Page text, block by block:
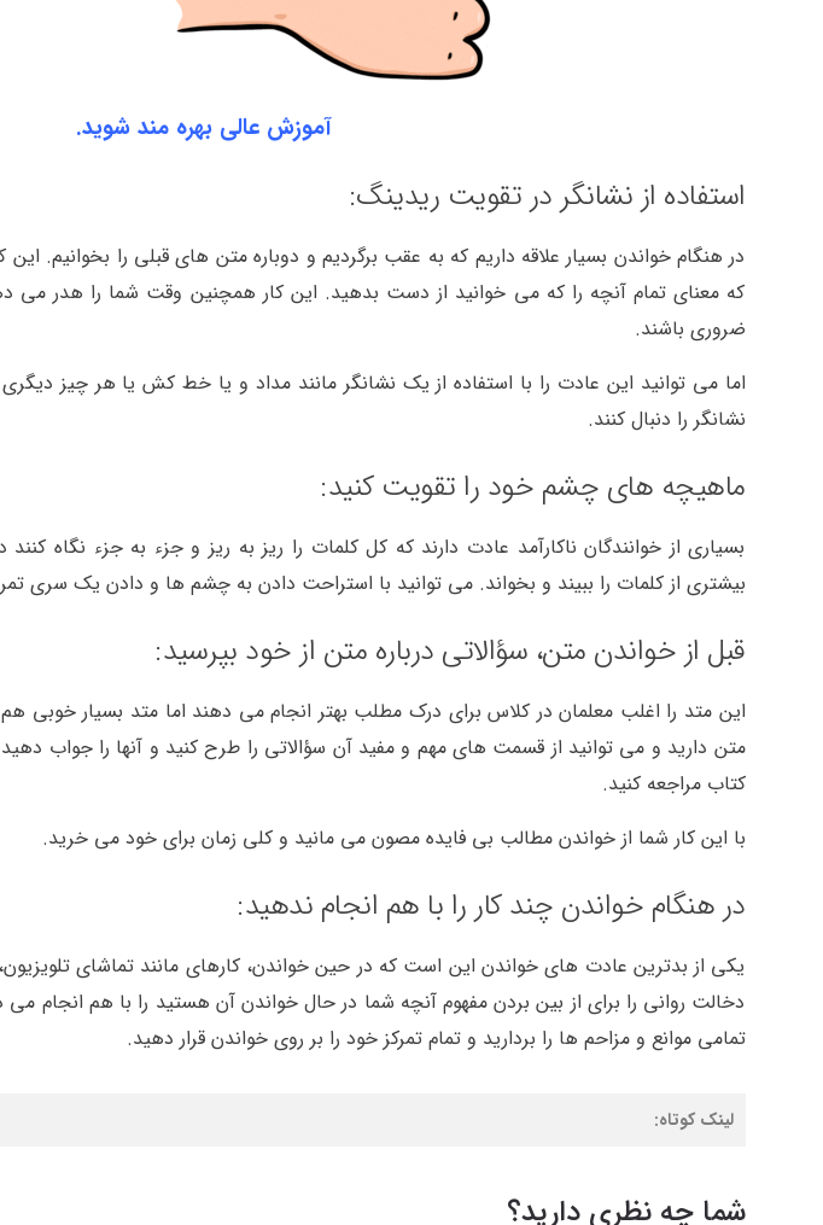
آموزش عالی بهره مند شوید.
استفاده از نشانگر در تقویت ریدینگ:
در هنگام خواندن بسیار علاقه داریم که به عقب برگردیم و دوباره متن های قبلی را بخوانیم.
که معنای تمام آنچه را که می خوانید از دست بدهید. این کار همچنین وقت شما را هدر می
ضروری باشند.
اما می توانید این عادت را با استفاده از یک نشانگر مانند مداد و یا خط کش یا هر چیز
نشانگر را دنبال کنند.
ماهیچه های چشم خود را تقویت کنید:
بسیاری از خوانندگان ناکارآمد عادت دارند که کل کلمات را ریز به ریز و جزء به جزء نگاه
بیشتری از کلمات را ببیند و بخواند. می توانید با استراحت دادن به چشم ها و دادن یک سری
قبل از خواندن متن، سؤالاتی درباره متن از خود بپرسید:
این متد را اغلب معلمان در کلاس برای درک مطلب بهتر انجام می دهند اما متد بسیار خوبی هم
متن دارید و می توانید از قسمت های مهم و مفید آن سؤالاتی را طرح کنید و آنها را جواب
کتاب مراجعه کنید.
با این کار شما از خواندن مطالب بی فایده مصون می مانید و کلی زمان برای خود می خرید.
در هنگام خواندن چند کار را با هم انجام ندهید:
یکی از بدترین عادت های خواندن این است که در حین خواندن، کارهای مانند تماشای
دخالت روانی را برای از بین بردن مفهوم آنچه شما در حال خواندن آن هستید را با هم انجام
تمامی موانع و مزاحم ها را بردارید و تمام تمرکز خود را بر روی خواندن قرار دهید.
لینک کوتاه:
شما چه نظری دارید؟